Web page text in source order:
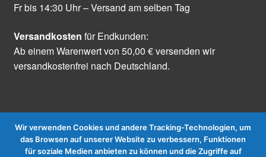
Fr bis 14:30 Uhr – Versand am selben Tag
Versandkosten für Endkunden:
Ab einem Warenwert von 50,00 € versenden wir
versandkostenfrei nach Deutschland.
Wir verwenden Cookies und andere Tracking-Technologien, um
das Browsen auf unserer Website zu verbessern, Funktionen
für soziale Medien anbieten zu können und die Zugriffe auf